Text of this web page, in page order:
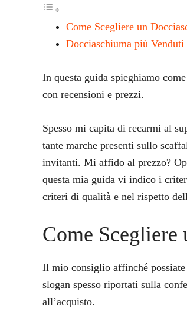
Come Scegliere un
Docciaschiuma più
In questa guida spieghiamo
con recensioni e prezzi.
Spesso mi capita di recarmi al
tante marche presenti sullo
invitanti. Mi affido al prezzo?
questa mia guida vi indico i
criteri di qualità e nel rispetto
Come Scegliere
Il mio consiglio affinché
slogan spesso riportati sulla
all’acquisto.